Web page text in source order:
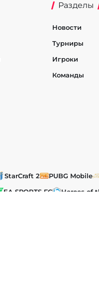
Разделы
Новости
Турниры
Игроки
Команды
StarCraft 2 PUBG Mobile
EA SPORTS FC Heroes of